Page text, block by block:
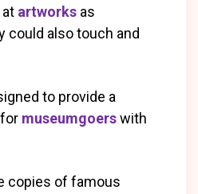
artworks as
could also touch and
to provide a
museumgoerswith
copies of famous